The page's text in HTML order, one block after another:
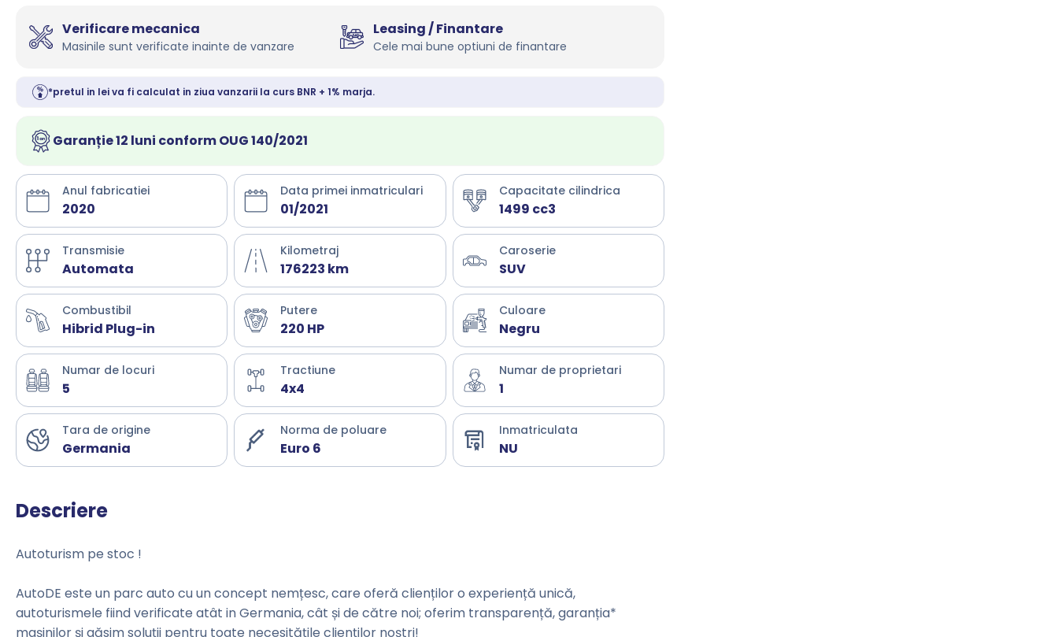
Verificare mecanica
Masinile sunt verificate inainte de vanzare
Leasing / Finantare
Cele mai bune optiuni de finantare
*pretul in lei va fi calculat in ziua vanzarii la curs BNR + 1% marja.
Garanție 12 luni conform OUG 140/2021
Anul fabricatiei
2020
Data primei inmatriculari
01/2021
Capacitate cilindrica
1499 cc3
Transmisie
Automata
Kilometraj
176223 km
Caroserie
SUV
Combustibil
Hibrid Plug-in
Putere
220 HP
Culoare
Negru
Numar de locuri
5
Tractiune
4x4
Numar de proprietari
1
Tara de origine
Germania
Norma de poluare
Euro 6
Inmatriculata
NU
Descriere
Autoturism pe stoc !
AutoDE este un parc auto cu un concept nemțesc, care oferă clienților o experiență unică,
autoturismele fiind verificate atât in Germania, cât și de către noi; oferim transparență, garanția*
mașinilor și găsim soluții pentru toate necesitățile clienților noștri!